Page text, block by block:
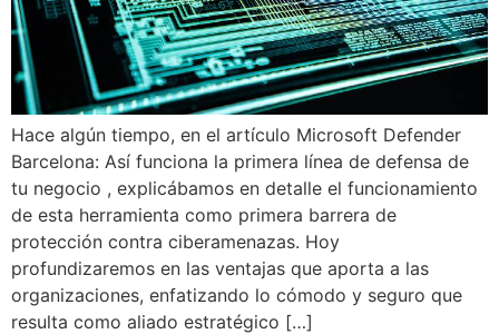
Hace algún tiempo, en el artículo Microsoft Defender
Barcelona: Así funciona la primera línea de defensa de
tu negocio , explicábamos en detalle el funcionamiento
de esta herramienta como primera barrera de
protección contra ciberamenazas. Hoy
profundizaremos en las ventajas que aporta a las
organizaciones, enfatizando lo cómodo y seguro que
resulta como aliado estratégico […]